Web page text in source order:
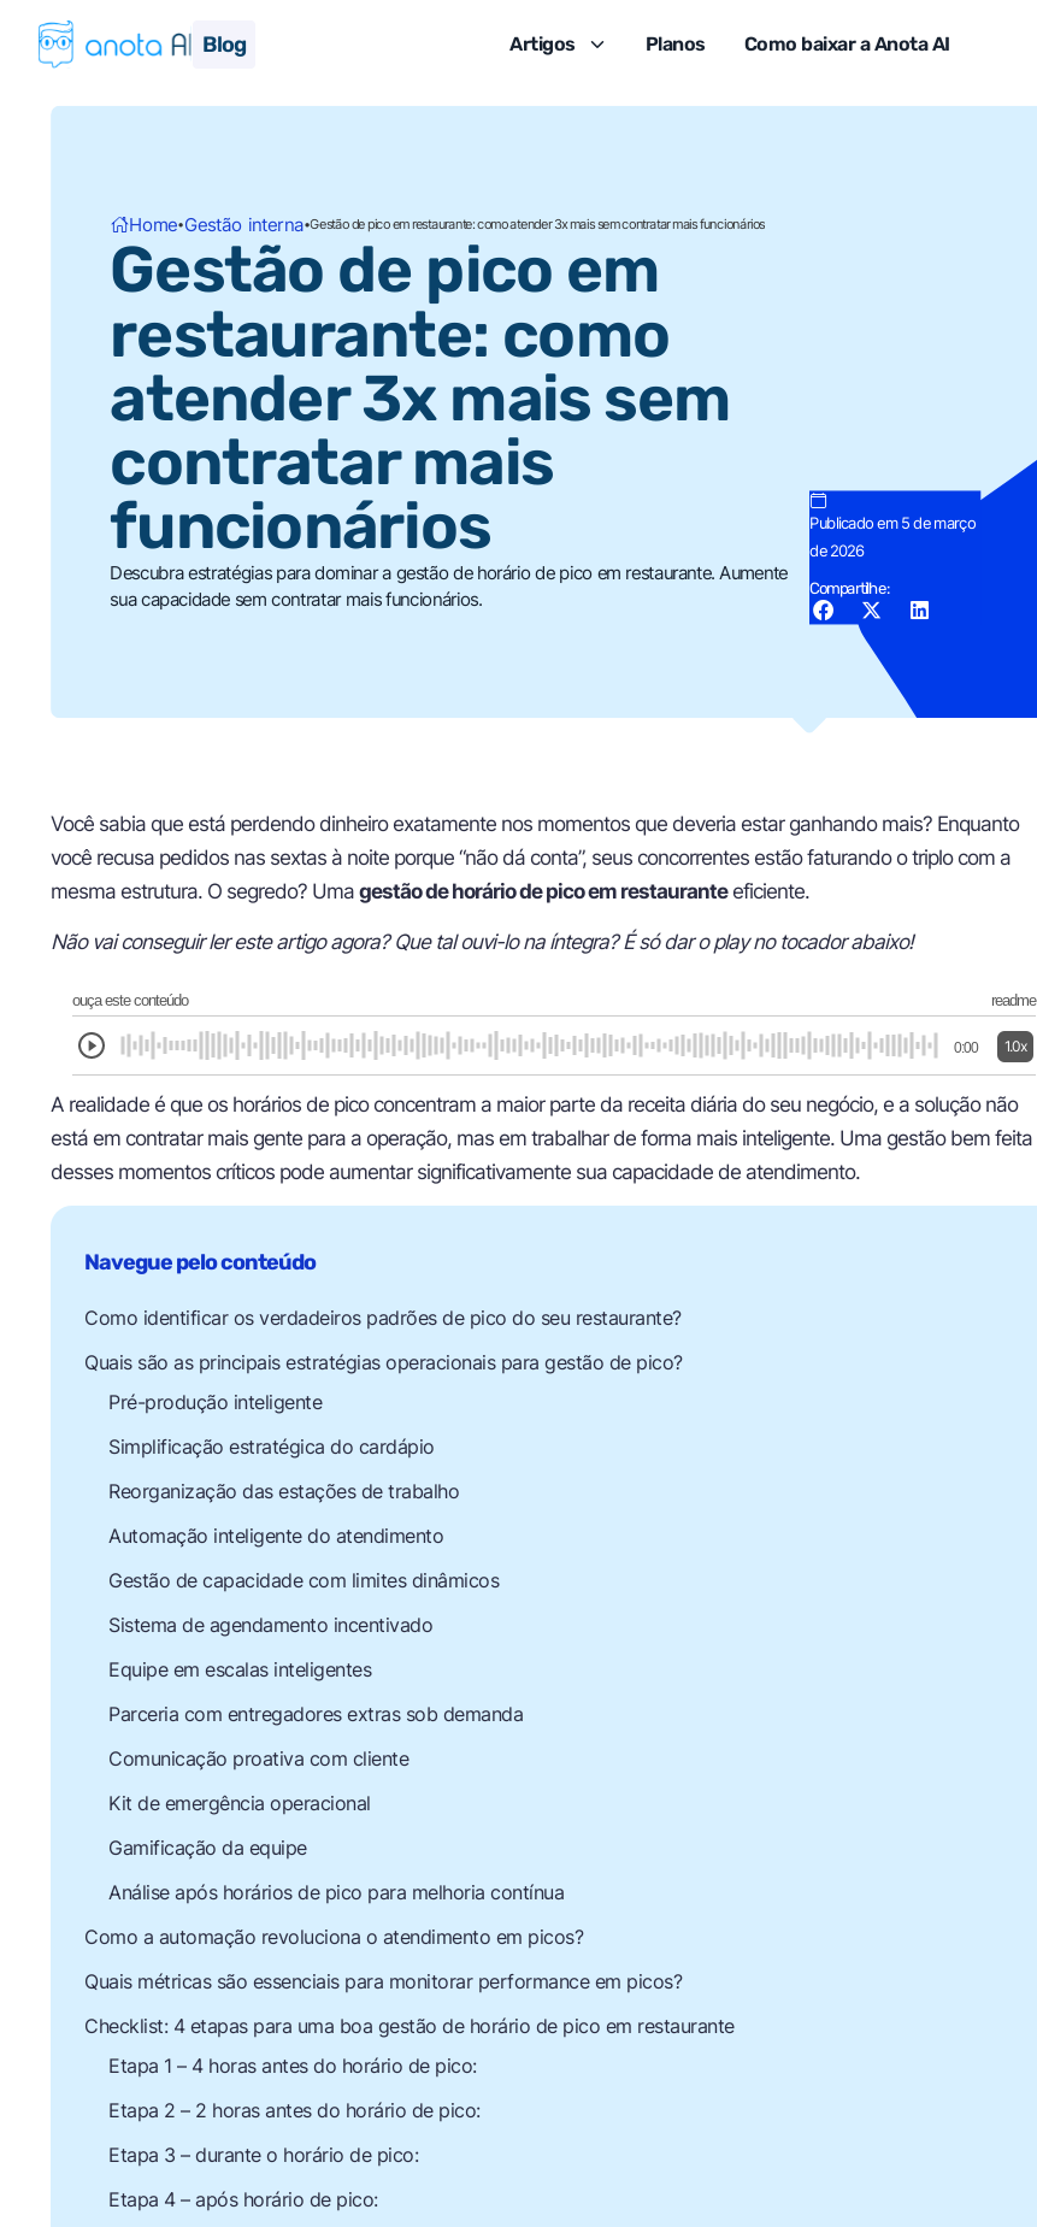
Blog Artigos Planos Como baixar a Anota AI
Home•Gestão interna•Gestão de pico em restaurante: como atender 3x mais sem contratar mais funcionários
Gestão de pico em
restaurante: como
atender 3x mais sem
contratar mais
funcionários
Descubra estratégias para dominar a gestão de horário de pico em restaurante. Aumente
sua capacidade sem contratar mais funcionários.
Publicado em 5 de março
de 2026
Compartilhe:
Você sabia que está perdendo dinheiro exatamente nos momentos que deveria estar ganhando mais? Enquanto
você recusa pedidos nas sextas à noite porque “não dá conta”, seus concorrentes estão faturando o triplo com a
mesma estrutura. O segredo? Uma gestão de horário de pico em restauranteeficiente.
Não vai conseguir ler este artigo agora? Que tal ouvi-lo na íntegra? É só dar o play no tocador abaixo!
ouça este conteúdo readme
0:00 1.0x
A realidade é que os horários de pico concentram a maior parte da receita diária do seu negócio, e a solução não
está em contratar mais gente para a operação, mas em trabalhar de forma mais inteligente. Uma gestão bem feita
desses momentos críticos pode aumentar significativamente sua capacidade de atendimento.
Como identificar os verdadeiros padrões de pico do seu restaurante?
Quais são as principais estratégias operacionais para gestão de pico?
Pré-produção inteligente
Simplificação estratégica do cardápio
Reorganização das estações de trabalho
Automação inteligente do atendimento
Gestão de capacidade com limites dinâmicos
Sistema de agendamento incentivado
Equipe em escalas inteligentes
Parceria com entregadores extras sob demanda
Comunicação proativa com cliente
Kit de emergência operacional
Gamificação da equipe
Análise após horários de pico para melhoria contínua
Como a automação revoluciona o atendimento em picos?
Quais métricas são essenciais para monitorar performance em picos?
Checklist: 4 etapas para uma boa gestão de horário de pico em restaurante
Etapa 1 – 4 horas antes do horário de pico:
Etapa 2 – 2 horas antes do horário de pico:
Etapa 3 – durante o horário de pico:
Etapa 4 – após horário de pico: